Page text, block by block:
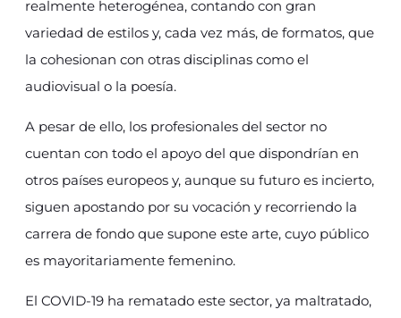
realmente heterogénea, contando con gran
variedad de estilos y, cada vez más, de formatos, que
la cohesionan con otras disciplinas como el
audiovisual o la poesía.
A pesar de ello, los profesionales del sector no
cuentan con todo el apoyo del que dispondrían en
otros países europeos y, aunque su futuro es incierto,
siguen apostando por su vocación y recorriendo la
carrera de fondo que supone este arte, cuyo público
es mayoritariamente femenino.
El COVID-19 ha rematado este sector, ya maltratado,